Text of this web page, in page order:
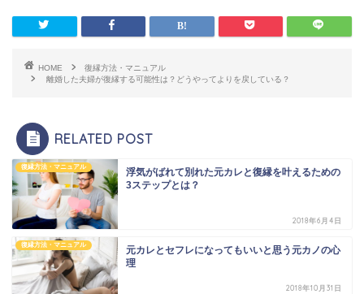
HOME
復縁方法・マニュアル
離婚した夫婦が復縁する可能性は？どうやってよりを戻している？
RELATED POST
復縁方法・マニュアル
浮気がばれて別れた元カレと復縁を叶えるための
3ステップとは？
2018年6月4日
復縁方法・マニュアル
元カレとセフレになってもいいと思う元カノの心
理
2018年10月31日